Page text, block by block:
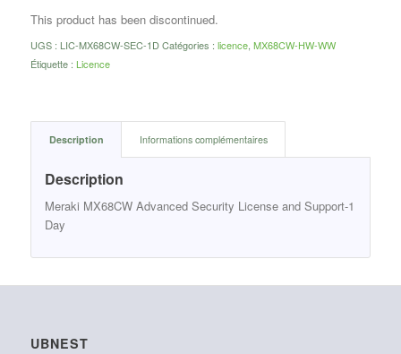
This product has been discontinued.
UGS : LIC-MX68CW-SEC-1D Catégories : licence, MX68CW-HW-WW
Étiquette : Licence
Description Informations complémentaires
Description
Meraki MX68CW Advanced Security License and Support-1
Day
UBNEST